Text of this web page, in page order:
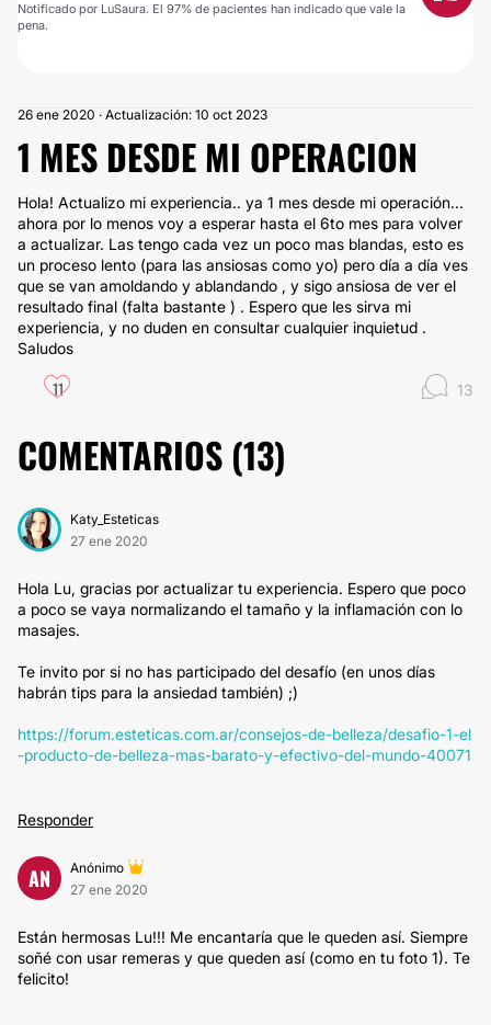
Notificado por LuSaura. El 97% de pacientes han indicado que vale la
pena.
26 ene 2020 · Actualización: 10 oct 2023
1 MES DESDE MI OPERACION
Hola! Actualizo mi experiencia.. ya 1 mes desde mi operación...
ahora por lo menos voy a esperar hasta el 6to mes para volver
a actualizar. Las tengo cada vez un poco mas blandas, esto es
un proceso lento (para las ansiosas como yo) pero día a día ves
que se van amoldando y ablandando , y sigo ansiosa de ver el
resultado final (falta bastante ) . Espero que les sirva mi
experiencia, y no duden en consultar cualquier inquietud .
Saludos
11 13
COMENTARIOS (13)
Katy_Esteticas
27 ene 2020
Hola Lu, gracias por actualizar tu experiencia. Espero que poco
a poco se vaya normalizando el tamaño y la inflamación con lo
masajes.
Te invito por si no has participado del desafío (en unos días
habrán tips para la ansiedad también) ;)
https://forum.esteticas.com.ar/consejos-de-belleza/desafio-1-el
-producto-de-belleza-mas-barato-y-efectivo-del-mundo-40071
Responder
AN
Anónimo
27 ene 2020
Están hermosas Lu!!! Me encantaría que le queden así. Siempre
soñé con usar remeras y que queden así (como en tu foto 1). Te
felicito!